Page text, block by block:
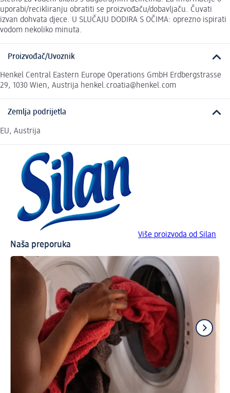
uporabi/recikliranju obratiti se proizvođaču/dobavljaču. Čuvati
izvan dohvata djece. U SLUČAJU DODIRA S OČIMA: oprezno ispirati
vodom nekoliko minuta.
Proizvođač/Uvoznik
Henkel Central Eastern Europe Operations GmbH Erdbergstrasse
29, 1030 Wien, Austrija henkel.croatia@henkel.com
Zemlja podrijetla
EU, Austrija
Više proizvoda od Silan
Naša preporuka